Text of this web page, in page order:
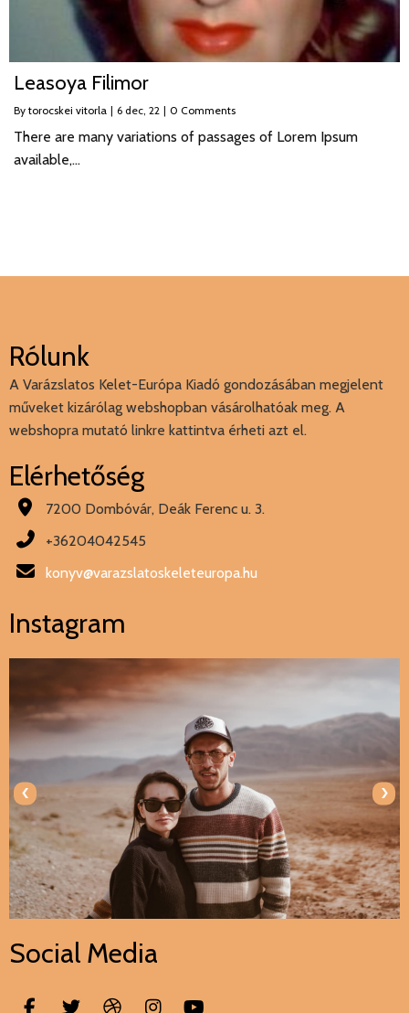
Leasoya Filimor
By torocskei vitorla | 6 dec, 22 | 0 Comments
There are many variations of passages of Lorem Ipsum
available,…
Rólunk
A Varázslatos Kelet-Európa Kiadó gondozásában megjelent
műveket kizárólag webshopban vásárolhatóak meg. A
webshopra mutató linkre kattintva érheti azt el.
Elérhetőség
7200 Dombóvár, Deák Ferenc u. 3.
+36204042545
konyv@varazslatoskeleteuropa.hu
Instagram
‹ ›
Social Media